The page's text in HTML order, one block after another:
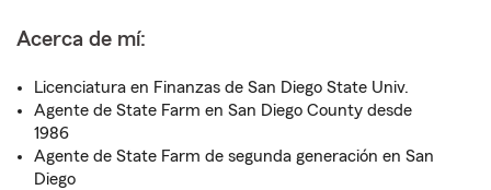
Acerca de mí:
Licenciatura en Finanzas de San Diego State Univ.
Agente de State Farm en San Diego County desde
1986
Agente de State Farm de segunda generación en San
Diego